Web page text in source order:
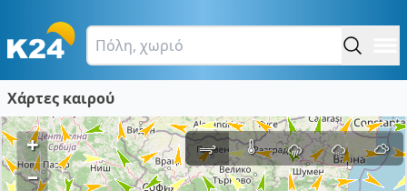
Χάρτες καιρού
+
–